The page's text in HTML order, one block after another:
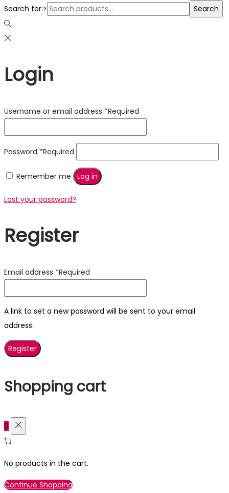
Search for:>
Search
Login
Username or email address *Required
Password *Required
Remember me Log in
Lost your password?
Register
Email address *Required
A link to set a new password will be sent to your email
address.
Register
Shopping cart
0
No products in the cart.
Continue Shopping